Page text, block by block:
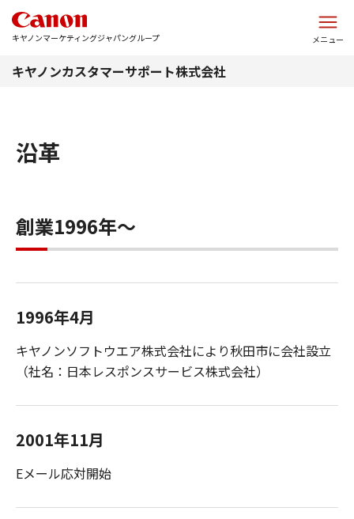
キヤノンマーケティングジャパングループ メニュー
キヤノンカスタマーサポート株式会社
沿革
創業1996年～
1996年4月
キヤノンソフトウエア株式会社により秋田市に会社設立
（社名：日本レスポンスサービス株式会社）
2001年11月
Eメール応対開始